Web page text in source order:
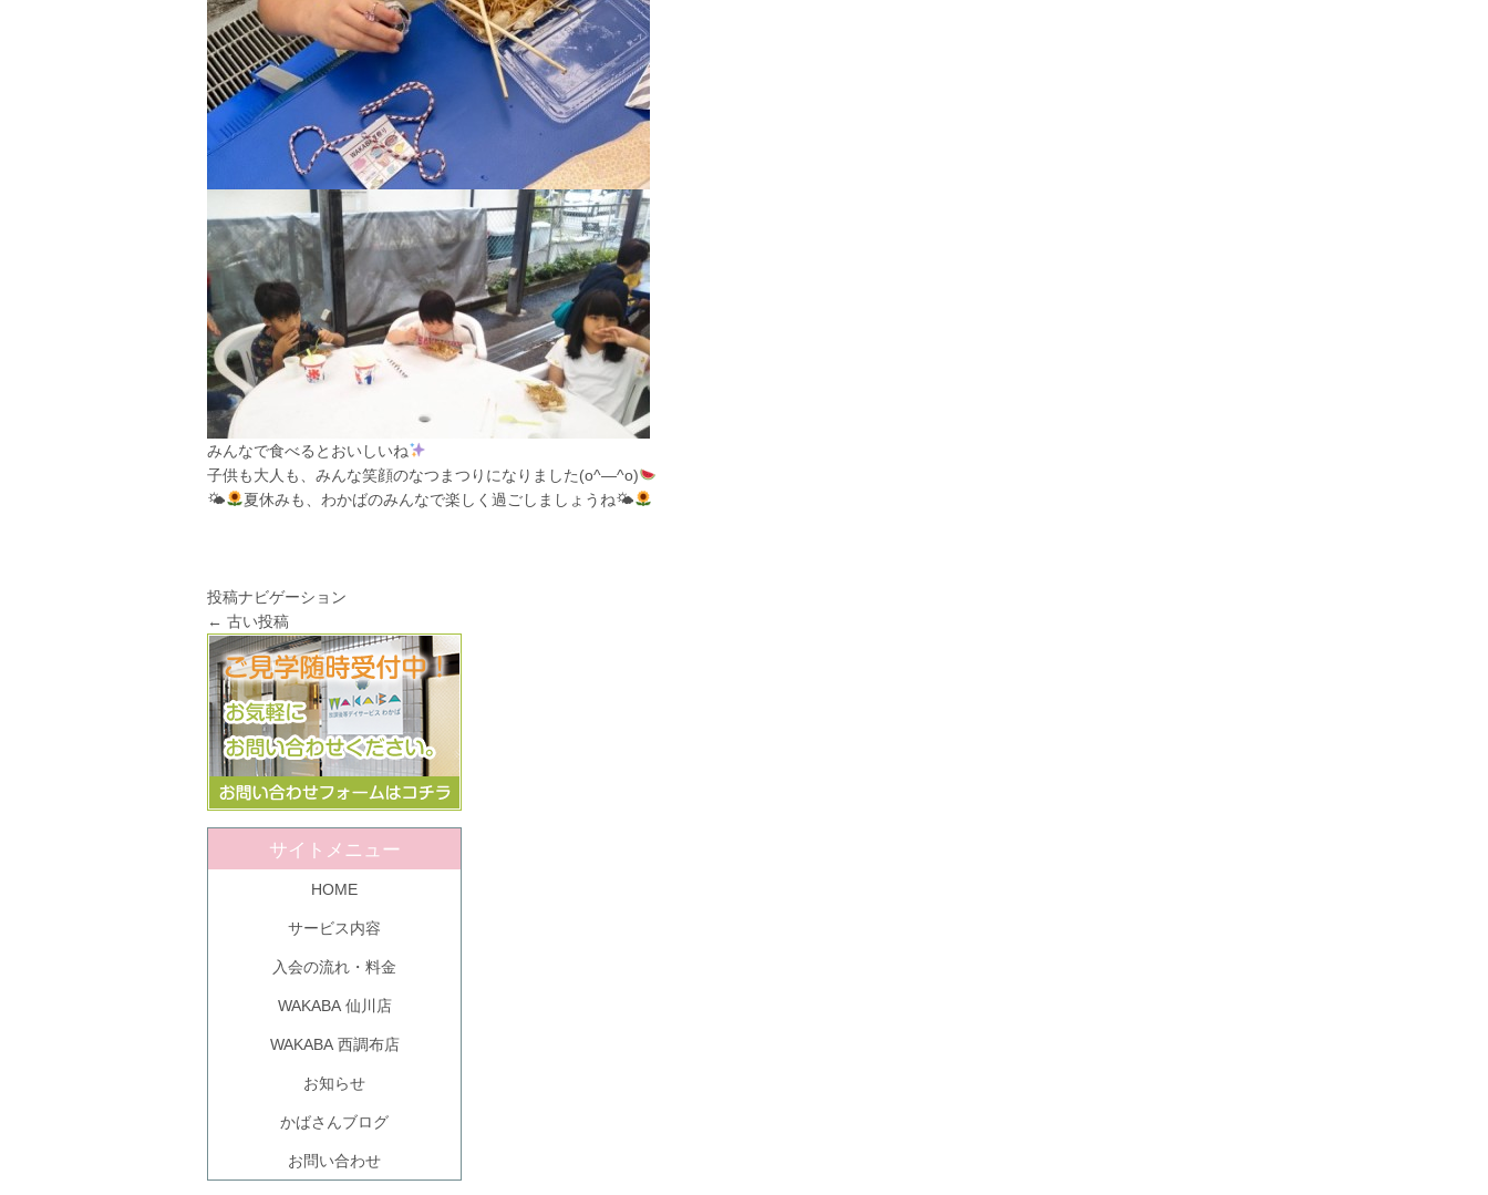
みんなで食べるとおいしいね
子供も大人も、みんな笑顔のなつまつり になりました(o^―^o)
🌤
夏休みも、わかばのみんなで楽しく過ごしましょうね🌤
投稿ナビゲーション
← 古い投稿
サイトメニュー
HOME
サービス内容
入会の流れ・料金
WAKABA 仙川店
WAKABA 西調布店
お知らせ
かばさんブログ
お問い合わせ